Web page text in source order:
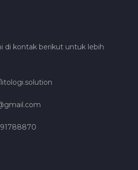
di kontak berikut untuk lebih